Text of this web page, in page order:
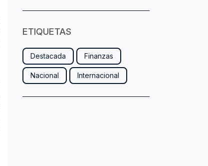
ETIQUETAS
Destacada Finanzas
Nacional Internacional